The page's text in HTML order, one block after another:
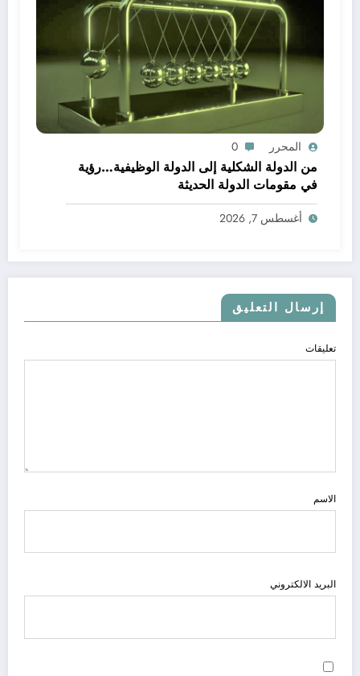
المحرر 0
من الدولة الشكلية إلى الدولة الوظيفية…رؤية
في مقومات الدولة الحديثة
أغسطس 7, 2026
إرسال التعليق
تعليقات
الاسم
البريد الالكتروني